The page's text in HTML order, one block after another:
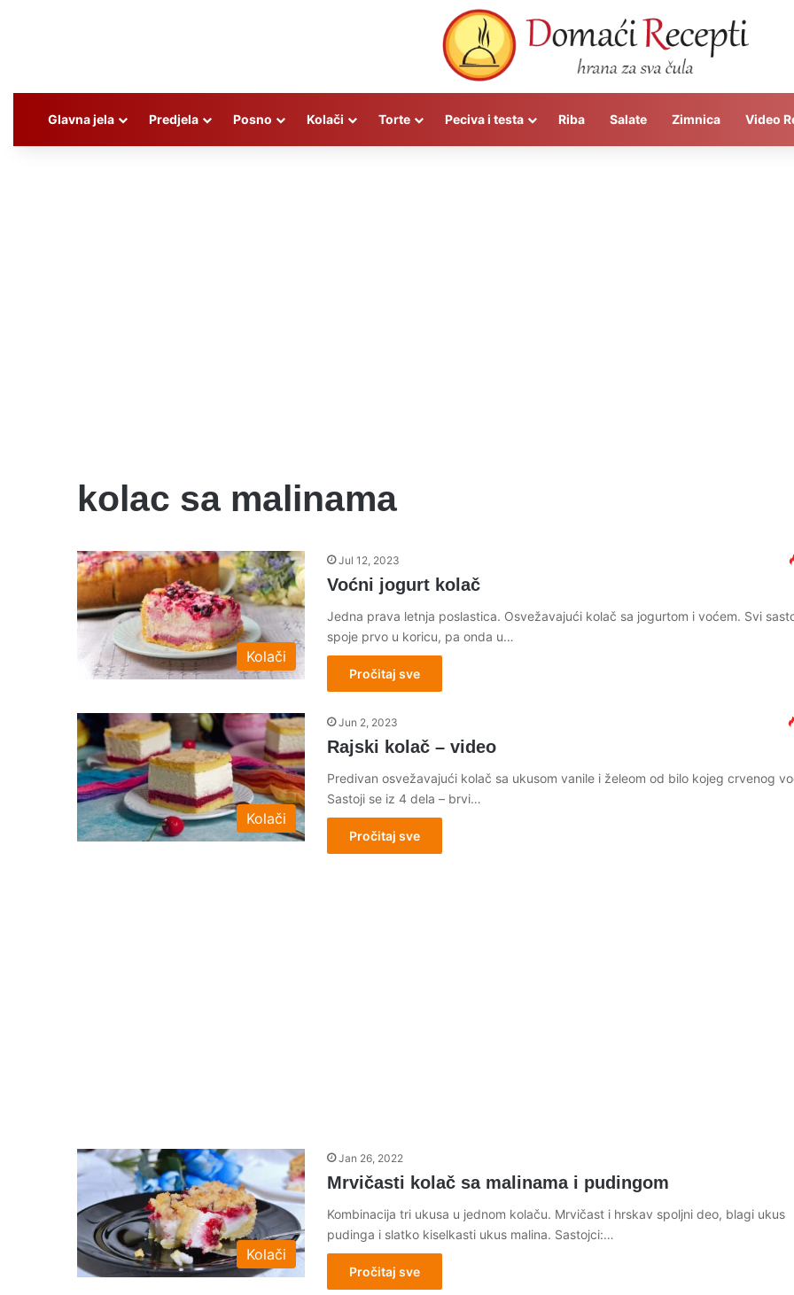
Glavna jela Predjela Posno Kolači Torte Peciva i testa Riba Salate Zimnica Video
kolac sa malinama
Kolači
Jul 12, 2023
Voćni jogurt kolač
Jedna prava letnja poslastica. Osvežavajući kolač sa jogurtom i voćem. Svi
spoje prvo u koricu, pa onda u…
Pročitaj sve
Kolači
Jun 2, 2023
Rajski kolač – video
Predivan osvežavajući kolač sa ukusom vanile i želeom od bilo kojeg crvenog
Sastoji se iz 4 dela – brvi…
Pročitaj sve
Kolači
Jan 26, 2022
Mrvičasti kolač sa malinama i pudingom
Kombinacija tri ukusa u jednom kolaču. Mrvičast i hrskav spoljni deo, blagi ukus
pudinga i slatko kiselkasti ukus malina. Sastojci:…
Pročitaj sve